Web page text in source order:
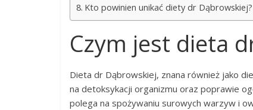
Kto powinien unikać diety dr Dąbrowskiej?
Czym jest dieta
Dieta dr Dąbrowskiej, znana również jako
na detoksykacji organizmu oraz poprawie
polega na spożywaniu surowych warzyw i